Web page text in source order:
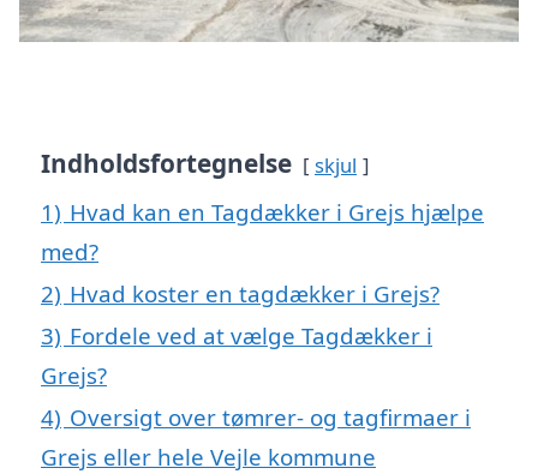
Indholdsfortegnelse skjul
1) Hvad kan en Tagdækker i Grejs hjælpe
med?
2) Hvad koster en tagdækker i Grejs?
3) Fordele ved at vælge Tagdækker i
Grejs?
4) Oversigt over tømrer- og tagfirmaer i
Grejs eller hele Vejle kommune